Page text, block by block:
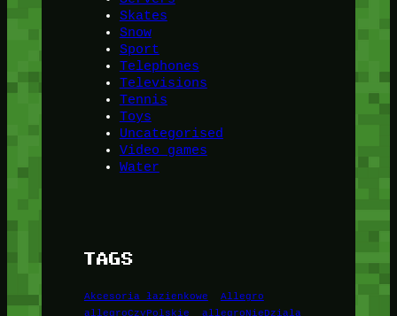
Skates
Snow
Sport
Telephones
Televisions
Tennis
Toys
Uncategorised
Video games
Water
TAGS
Akcesoria łazienkowe
Allegro
allegroCzyPolskie
allegroNieDziala